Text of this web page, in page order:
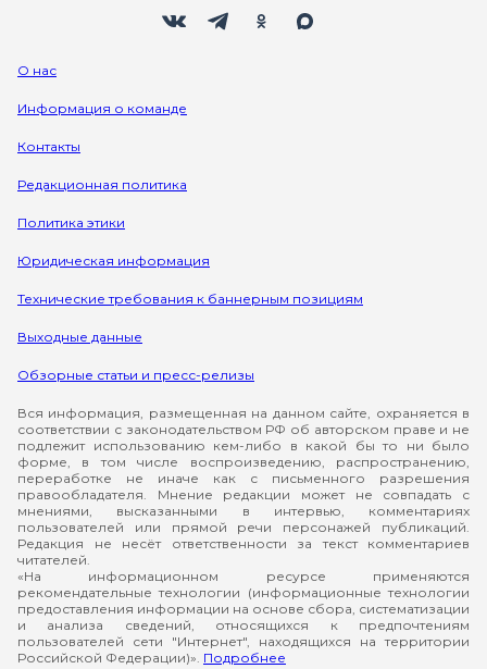
О нас
Информация о команде
Контакты
Редакционная политика
Политика этики
Юридическая информация
Технические требования к баннерным позициям
Выходные данные
Обзорные статьи и пресс-релизы
Вся информация, размещенная на данном сайте, охраняется в
соответствии с законодательством РФ об авторском праве и не
подлежит использованию кем-либо в какой бы то ни было
форме, в том числе воспроизведению, распространению,
переработке не иначе как с письменного разрешения
правообладателя. Мнение редакции может не совпадать с
мнениями, высказанными в интервью, комментариях
пользователей или прямой речи персонажей публикаций.
Редакция не несёт ответственности за текст комментариев
читателей.
«На информационном ресурсе применяются
рекомендательные технологии (информационные технологии
предоставления информации на основе сбора, систематизации
и анализа сведений, относящихся к предпочтениям
пользователей сети "Интернет", находящихся на территории
Российской Федерации)». Подробнее